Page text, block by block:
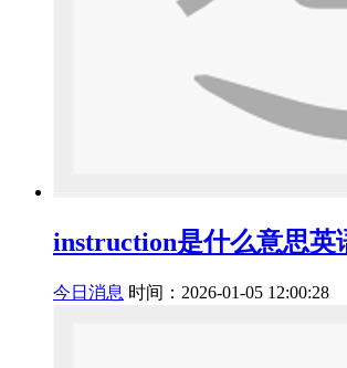
instruction是什么意思英
今日消息 时间：2026-01-05 12:00:28